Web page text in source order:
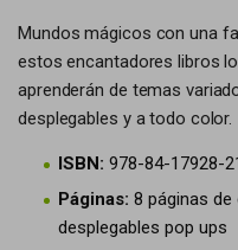
Mundos mágicos con una
estos encantadores libros
aprenderán de temas
desplegables y a todo color.
ISBN: 978-84-17928-
Páginas: 8 páginas
desplegables pop ups